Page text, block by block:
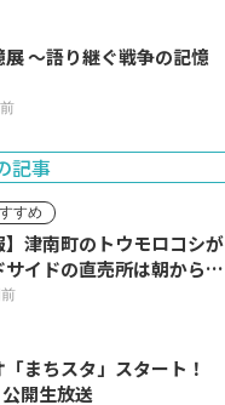
～語り継ぐ戦争の記憶
記事
すめ
】津南町のトウモロコシが
イドの直売所は朝から長
まちスタ」スタート！
開生放送